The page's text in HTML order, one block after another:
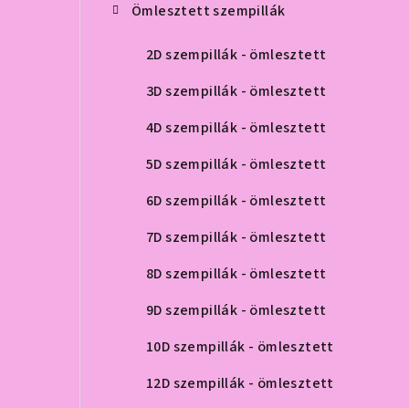
Ömlesztett szempillák
2D szempillák - ömlesztett
3D szempillák - ömlesztett
4D szempillák - ömlesztett
5D szempillák - ömlesztett
6D szempillák - ömlesztett
7D szempillák - ömlesztett
8D szempillák - ömlesztett
9D szempillák - ömlesztett
10D szempillák - ömlesztett
12D szempillák - ömlesztett